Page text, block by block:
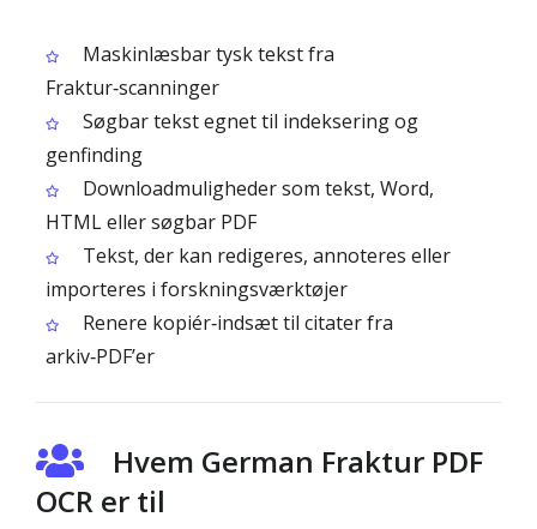
Maskinlæsbar tysk tekst fra
Fraktur‑scanninger
Søgbar tekst egnet til indeksering og
genfinding
Downloadmuligheder som tekst, Word,
HTML eller søgbar PDF
Tekst, der kan redigeres, annoteres eller
importeres i forskningsværktøjer
Renere kopiér‑indsæt til citater fra
arkiv‑PDF’er
Hvem German Fraktur PDF
OCR er til